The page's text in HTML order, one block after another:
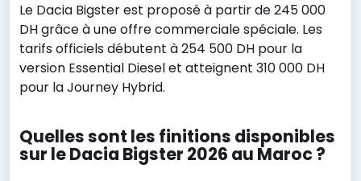
Le Dacia Bigster est proposé à partir de 245 000
DH grâce à une offre commerciale spéciale. Les
tarifs officiels débutent à 254 500 DH pour la
version Essential Diesel et atteignent 310 000 DH
pour la Journey Hybrid.
Quelles sont les finitions disponibles
sur le Dacia Bigster 2026 au Maroc ?